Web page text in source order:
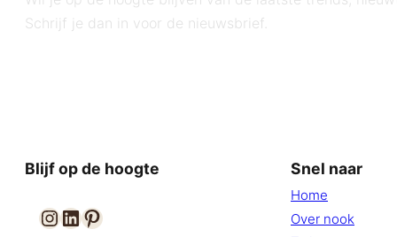
Schrijf je dan in voor de nieuwsbrief.
Blijf op de hoogte Snel naar
Home
Over nook